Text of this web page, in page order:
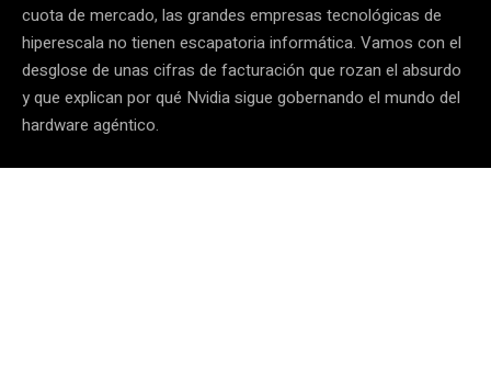
cuota de mercado, las grandes empresas tecnológicas de
hiperescala no tienen escapatoria informática. Vamos con el
desglose de unas cifras de facturación que rozan el absurdo
y que explican por qué Nvidia sigue gobernando el mundo del
hardware agéntico.